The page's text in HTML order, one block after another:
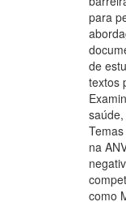
para
de
textos
na
como